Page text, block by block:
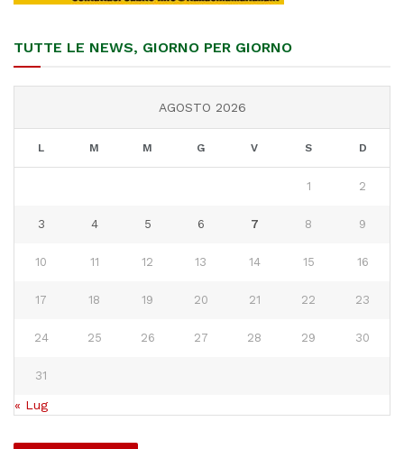
TUTTE LE NEWS, GIORNO PER GIORNO
AGOSTO 2026
L M M G V S D
1 2
3 4 5 6 7 8 9
10 11 12 13 14 15 16
17 18 19 20 21 22 23
24 25 26 27 28 29 30
31
« Lug